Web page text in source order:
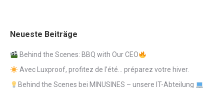
Neueste Beiträge
Behind the Scenes: BBQ with Our CEO
Avec Luxproof, profitez de l’été… préparez votre hiver.
Behind the Scenes bei MINUSINES – unsere IT-Abteilung